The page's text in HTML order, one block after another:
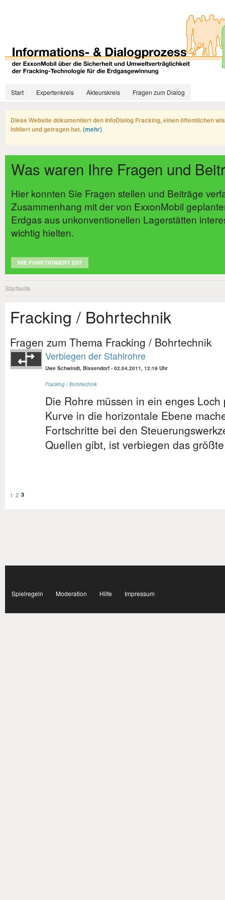
Start Expertenkreis Akteurskreis Fragen zum Dialog
Diese Website dokumentiert den InfoDialog Fracking, einen öffentlichen
initiiert und getragen hat.(mehr)
Was waren Ihre Fragen und
Hier konnten Sie Fragen stellen und Beiträge
Zusammenhang mit der von ExxonMobil
Erdgas aus unkonventionellen Lagerstätten
wichtig hielten.
WIE FUNKTIONIERT ES?
Startseite
Fracking / Bohrtechnik
Fragen zum Thema Fracking / Bohrtechnik
Verbiegen der Stahlrohre
Uwe Schwindt, Bissendorf - 02.04.2011, 12:19 Uhr
Fracking / Bohrtechnik
Die Rohre müssen in ein enges
Kurve in die horizontale Ebene
Fortschritte bei den
Quellen gibt, ist verbiegen das
1 2 3
Spielregeln Moderation Hilfe Impressum